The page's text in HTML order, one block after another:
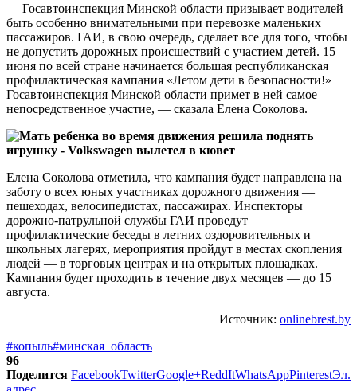
— Госавтоинспекция Минской области призывает водителей
быть особенно внимательными при перевозке маленьких
пассажиров. ГАИ, в свою очередь, сделает все для того, чтобы
не допустить дорожных происшествий с участием детей. 15
июня по всей стране начинается большая республиканская
профилактическая кампания «Летом дети в безопасности!»
Госавтоинспекция Минской области примет в ней самое
непосредственное участие, — сказала Елена Соколова.
Елена Соколова отметила, что кампания будет направлена на
заботу о всех юных участниках дорожного движения —
пешеходах, велосипедистах, пассажирах. Инспекторы
дорожно-патрульной службы ГАИ проведут
профилактические беседы в летних оздоровительных и
школьных лагерях, мероприятия пройдут в местах скопления
людей — в торговых центрах и на открытых площадках.
Кампания будет проходить в течение двух месяцев — до 15
августа.
Источник: onlinebrest.by
#копыль#минская_область
96
Поделится FacebookTwitterGoogle+ReddItWhatsAppPinterestЭл.